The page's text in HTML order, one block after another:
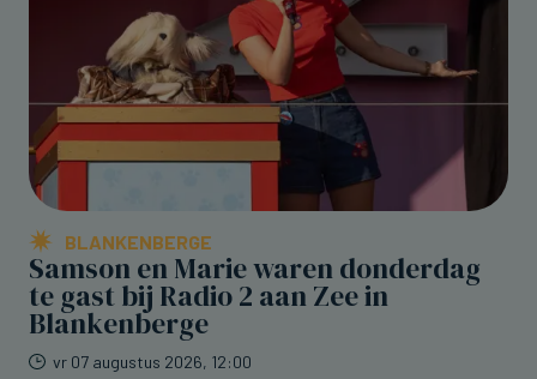
BLANKENBERGE
Samson en Marie waren donderdag
te gast bij Radio 2 aan Zee in
Blankenberge
vr 07 augustus 2026, 12:00